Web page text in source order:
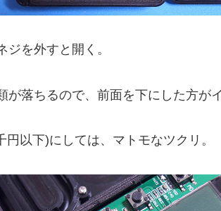
ジを外すと開く。
が落ちるので、前面を下にした方が
円以下)にしては、マトモなツクリ。